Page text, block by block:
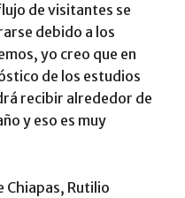
de visitantes se
debido a los
yo creo que en
de los estudios
recibir alrededor de
y eso es muy
Chiapas, Rutilio